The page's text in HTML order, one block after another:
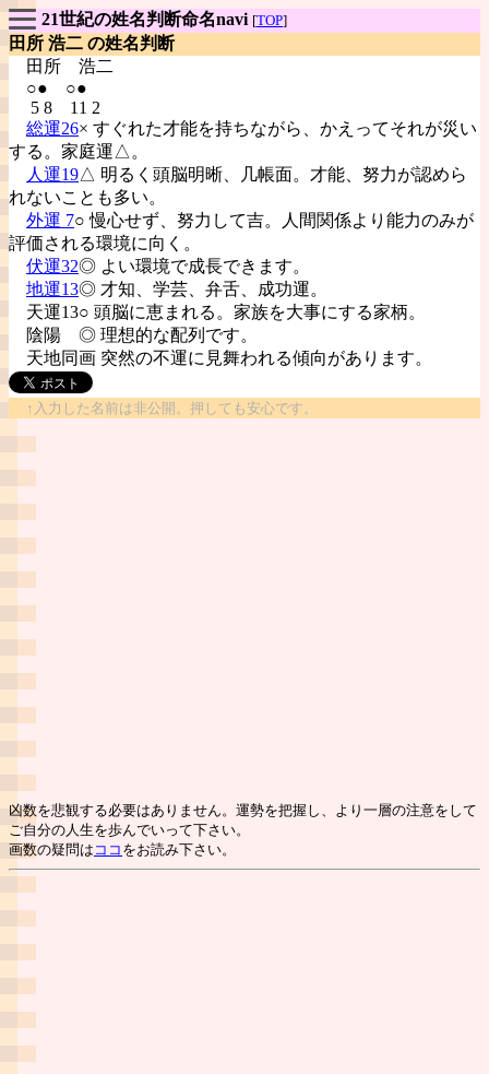
21世紀の姓名判断命名navi [TOP]
田所 浩二 の姓名判断
田所 浩二
○● ○●
5 8 11 2
総運26× すぐれた才能を持ちながら、かえってそれが災い
する。家庭運△。
人運19△ 明るく頭脳明晰、几帳面。才能、努力が認めら
れないことも多い。
外運 7○ 慢心せず、努力して吉。人間関係より能力のみが
評価される環境に向く。
伏運32◎ よい環境で成長できます。
地運13◎ 才知、学芸、弁舌、成功運。
天運13○ 頭脳に恵まれる。家族を大事にする家柄。
陰陽 ◎ 理想的な配列です。
天地同画 突然の不運に見舞われる傾向があります。
↑入力した名前は非公開。押しても安心です。
凶数を悲観する必要はありません。運勢を把握し、より一層の注意をして
ご自分の人生を歩んでいって下さい。
画数の疑問は ココ をお読み下さい。